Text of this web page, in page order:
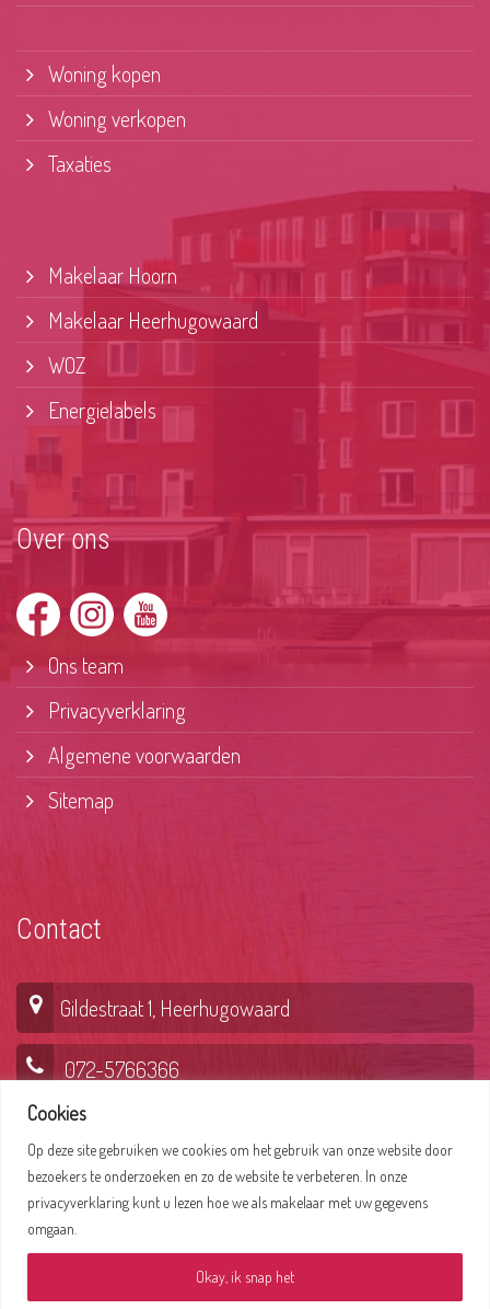
Cookies
Op deze site gebruiken we cookies om het gebruik van onze website door
bezoekers te onderzoeken en zo de website te verbeteren. In onze
privacyverklaring kunt u lezen hoe we als makelaar met uw gegevens
omgaan.
Okay, ik snap het
Woning kopen
Woning verkopen
Taxaties
Makelaar Hoorn
Makelaar Heerhugowaard
WOZ
Energielabels
Over ons
Ons team
Privacyverklaring
Algemene voorwaarden
Sitemap
Contact
Gildestraat 1, Heerhugowaard
072-5766366
Lepelaar 6, Hoorn
0229-235356